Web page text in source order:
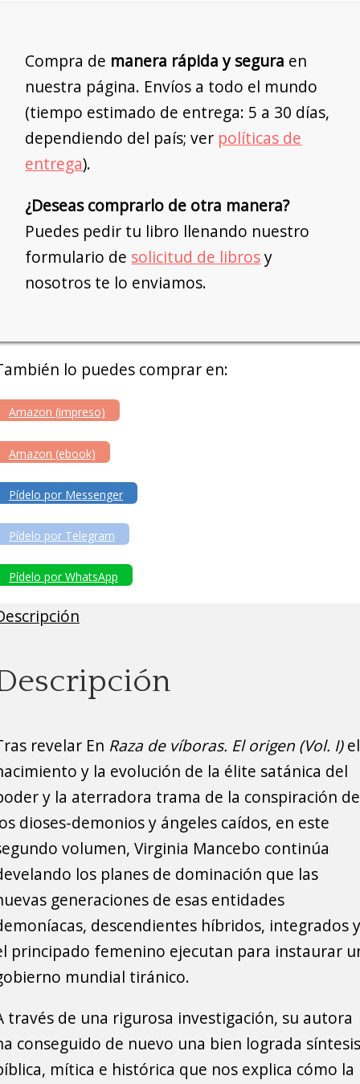
Compra de manera rápida y segura en
nuestra página. Envíos a todo el mundo
(tiempo estimado de entrega: 5 a 30 días,
dependiendo del país; ver políticas de
entrega).
¿Deseas comprarlo de otra manera?
Puedes pedir tu libro llenando nuestro
formulario de solicitud de librosy
nosotros te lo enviamos.
lo puedes comprar en:
Amazon (impreso)
Amazon (ebook)
Pídelo por Messenger
Pídelo por Telegram
Pídelo por WhatsApp
revelar En Raza de víboras. El origen (Vol. I)el
y la evolución de la élite satánica del
y la aterradora trama de la conspiración de
dioses-demonios y ángeles caídos, en este
volumen, Virginia Mancebo continúa
los planes de dominación que las
generaciones de esas entidades
descendientes híbridos, integrados y
principado femenino ejecutan para instaurar
mundial tiránico.
través de una rigurosa investigación, su autora
conseguido de nuevo una bien lograda síntesis
mítica e histórica que nos explica cómo la